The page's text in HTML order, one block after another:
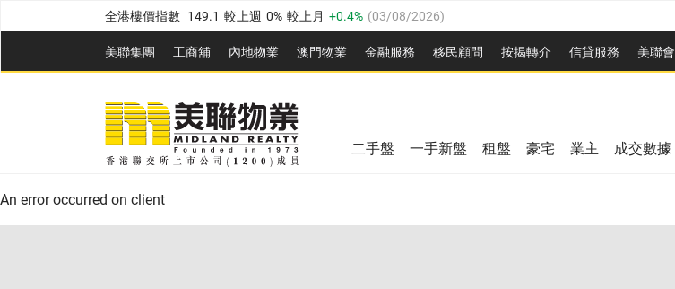
全港樓價指數 149.1 較上週 0% 較上月 0.4% (03/08/2026)
港島樓價指數 157.4 較上週 -0.3% 較上月 -0.8% (03/08/2026)
九龍樓價指數 156.4 較上週 -0.1% 較上月 0.3% (03/08/2026)
新界樓價指數 134.8 較上週 0.1%
美聯信心指數 77.1 較上週 0.7% 較上月 ( 03/08/2026
美聯集團 工商舖 內地物業 澳門物業 金融服務 移民顧問 按揭轉介 信貸服務 美聯會
全港樓價指數 149.1 較上週 0% 較上月
二手盤 一手新盤 租盤 豪宅 業主 成交數據
An error occurred on client